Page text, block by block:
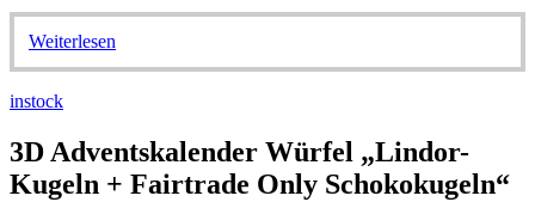
Weiterlesen
instock
3D Adventskalender Würfel „Lindor-
Kugeln + Fairtrade Only Schokokugeln“